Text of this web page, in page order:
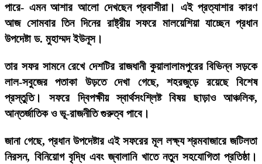
পারে- এমন আশার আলো দেখছেন প্রবাসীরা। এই প্রত্যাশার কারণ
আজ সোমবার তিন দিনের রাষ্ট্রীয় সফরে মালয়েশিয়া যাচ্ছেন প্রধান
উপদেষ্টা ড. মুহাম্মদ ইউনূস।
তার সফর সামনে রেখে দেশটির রাজধানী কুয়ালালামপুরের বিভিন্ন সড়কে
লাল-সবুজের পতাকা উড়তে দেখা গেছে, শহরজুড়ে রয়েছে বিশেষ
প্রস্তুতি। সফরে দ্বিপক্ষীয় স্বার্থসংশ্লিষ্ট বিষয় ছাড়াও আঞ্চলিক,
আন্তর্জাতিক ও ভূ-রাজনীতি গুরুত্ব পাবে।
জানা গেছে, প্রধান উপদেষ্টার এই সফরের মূল লক্ষ্য শ্রমবাজারে জটিলতা
নিরসন, বিনিয়োগ বৃদ্ধি এবং জ্বালানি খাতে নতুন সহযোগিতা প্রতিষ্ঠা।